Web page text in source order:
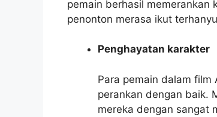
pemain berhasil memerankan
penonton merasa ikut
Penghayatan karakter
Para pemain dalam film
perankan dengan baik.
mereka dengan sangat